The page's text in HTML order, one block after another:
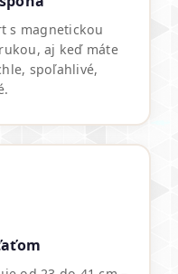
s magnetickou
aj keď máte
spoľahlivé,